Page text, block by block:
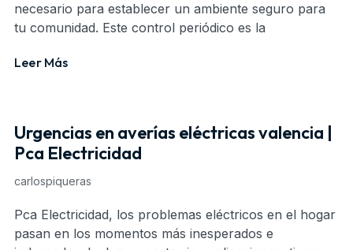
necesario para establecer un ambiente seguro para
tu comunidad. Este control periódico es la
Leer Más
Urgencias en averías eléctricas valencia |
Pca Electricidad
carlospiqueras
Pca Electricidad, los problemas eléctricos en el hogar
pasan en los momentos más inesperados e